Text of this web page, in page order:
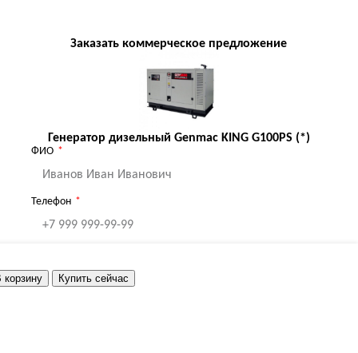
корзину Купить сейчас
Заказать коммерческое предложение
Генератор дизельный Genmac KING G100PS (*)
ФИО
Телефон